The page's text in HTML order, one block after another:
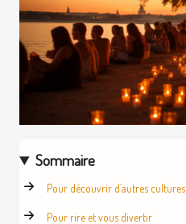
Sommaire
Pour découvrir d’autres cultures
Pour rire et vous divertir